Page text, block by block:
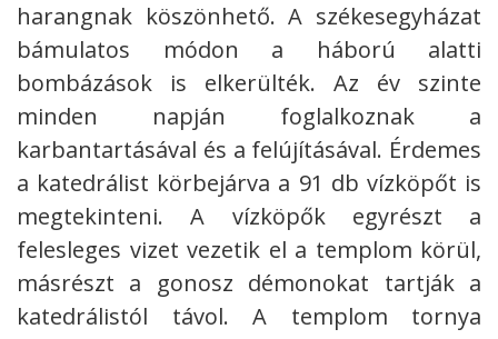
harangnak köszönhető. A székesegyházat
bámulatos módon a háború alatti
bombázások is elkerülték. Az év szinte
minden napján foglalkoznak a
karbantartásával és a felújításával. Érdemes
a katedrálist körbejárva a 91 db vízköpőt is
megtekinteni. A vízköpők egyrészt a
felesleges vizet vezetik el a templom körül,
másrészt a gonosz démonokat tartják a
katedrálistól távol. A templom tornya